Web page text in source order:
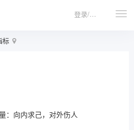
登录/注册
标
：向内求己，对外伤人